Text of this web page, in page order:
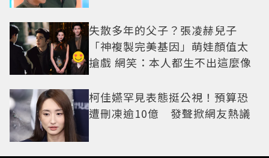
失散多年的父子？張凌赫兒子
「神複製完美基因」萌娃顏值太
搶戲 網笑：本人都生不出這麼像
柯佳嬿罕見表態挺公視！預算恐
遭刪凍逾10億 發聲掀網友熱議